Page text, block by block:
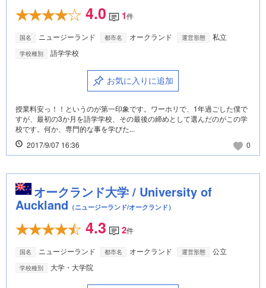
4.0 1件
国名 ニュージーランド 都市名 オークランド 運営形態 私立
学校種別 語学学校
お気に入りに追加
授業料安っ！！というのが第一印象です。ワーホリで、1年過ごした僕で
すが、最初の3か月を語学学校、その最後の締めとして選んだのがこの学
校です。何か、専門的な事を学びた...
2017/9/07 16:36
0
オークランド大学 / University of
Auckland （ニュージーランド/オークランド）
4.3 2件
国名 ニュージーランド 都市名 オークランド 運営形態 公立
学校種別 大学・大学院